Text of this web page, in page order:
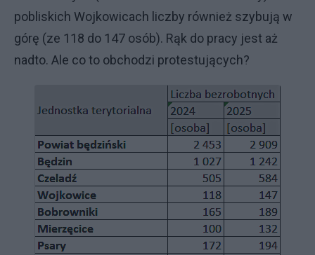
pobliskich Wojkowicach liczby również szybują w
górę (ze 118 do 147 osób). Rąk do pracy jest aż
nadto. Ale co to obchodzi protestujących?